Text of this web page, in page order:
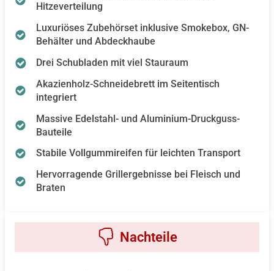
Hitzeverteilung
Luxuriöses Zubehörset inklusive Smokebox, GN-
Behälter und Abdeckhaube
Drei Schubladen mit viel Stauraum
Akazienholz-Schneidebrett im Seitentisch
integriert
Massive Edelstahl- und Aluminium-Druckguss-
Bauteile
Stabile Vollgummireifen für leichten Transport
Hervorragende Grillergebnisse bei Fleisch und
Braten